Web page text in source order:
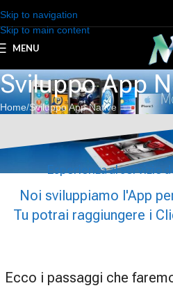
Skip to navigation
Skip to main content
MENU
Sviluppo App
Home Sviluppo App Native
Esperienza al servizio
Noi sviluppiamo l'App
Tu potrai raggiungere i
Ecco i passaggi che